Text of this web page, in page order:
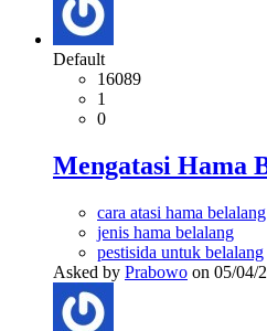
Default
16089
1
0
Mengatasi Hama
cara atasi hama belalang
jenis hama belalang
pestisida untuk belalang
Asked by Prabowo on 05/04/